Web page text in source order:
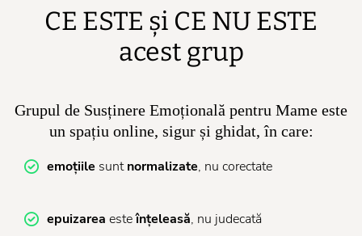
CE ESTE și CE NU ESTE
acest grup
Grupul de Susținere Emoțională pentru Mame este
un spațiu online, sigur și ghidat, în care:
emoțiile suntnormalizate, nu corectate
epuizarea esteînțeleasă, nu judecată